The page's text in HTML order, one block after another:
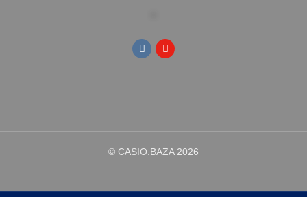
© CASIO.BAZA 2026